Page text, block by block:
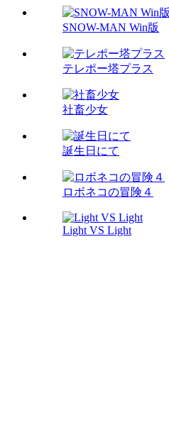
SNOW-MAN Win版
テレポー塔プラス
社畜少女
誕生日にて
ロボネコの冒険４
Light VS Light